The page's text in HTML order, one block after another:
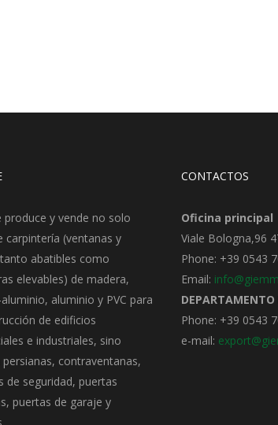
produce y vende no solo
carpintería (ventanas y
abatibles como
elevables) de madera,
aluminio y PVC para
de edificios
e industriales, sino
contraventanas,
de seguridad, puertas
puertas de garaje y
CONTACTOS
Oficina principal
Viale Bologna,96
Phone: +39 0543
Email:
DEPARTAMENTO
Phone: +39 0543
e-mail: